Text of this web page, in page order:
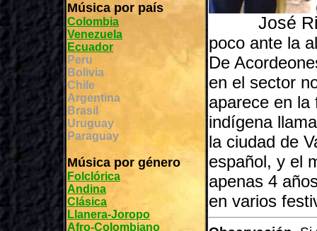
Música por país
Colombia
Venezuela
Ecuador
Peru
Bolivia
Chile
Argentina
Brasil
Uruguay
Paraguay
Música por género
Folclórica
Andina
Clásica
Llanera-Joropo
Afro-Colombiano
José
poco ante la
De
en el sector
aparece en la
indígena
la ciudad de
español, y el
apenas 4
en varios